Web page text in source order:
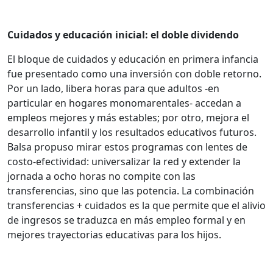
Cuidados y educación inicial: el doble dividendo
El bloque de cuidados y educación en primera infancia
fue presentado como una inversión con doble retorno.
Por un lado, libera horas para que adultos -en
particular en hogares monomarentales- accedan a
empleos mejores y más estables; por otro, mejora el
desarrollo infantil y los resultados educativos futuros.
Balsa propuso mirar estos programas con lentes de
costo-efectividad: universalizar la red y extender la
jornada a ocho horas no compite con las
transferencias, sino que las potencia. La combinación
transferencias + cuidados es la que permite que el alivio
de ingresos se traduzca en más empleo formal y en
mejores trayectorias educativas para los hijos.